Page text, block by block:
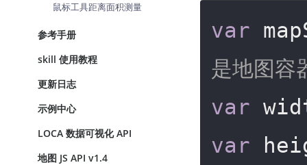
鼠标工具距离面积测量
参考手册
skill 使用教程
更新日志
示例中心
LOCA 数据可视化 API
地图 JS API v1.4
var
是地图容
var
var